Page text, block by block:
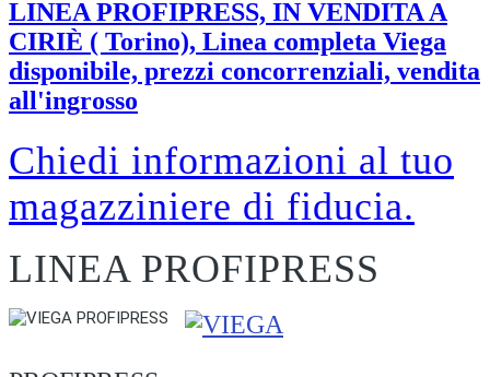
LINEA PROFIPRESS, IN VENDITA A
CIRIÈ ( Torino), Linea completa Viega
disponibile, prezzi concorrenziali, vendita
all'ingrosso
Chiedi informazioni al tuo
magazziniere di fiducia.
LINEA PROFIPRESS